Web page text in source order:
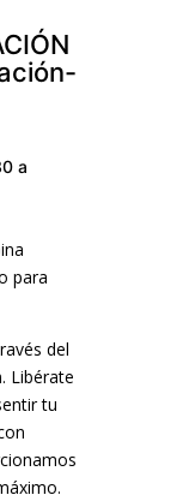
a
para
del
Libérate
tu